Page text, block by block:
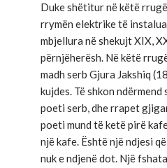
Duke shëtitur në këtë
rrymën elektrike të
mbjellura në shekujt XIX,
përnjëherësh. Në këtë
madh serb Gjura Jakshiq
kujdes. Të shkon
poeti serb, dhe rrapet
poeti mund të ketë pirë
një kafe. Është një ndjesi
nuk e ndjenë dot. Një